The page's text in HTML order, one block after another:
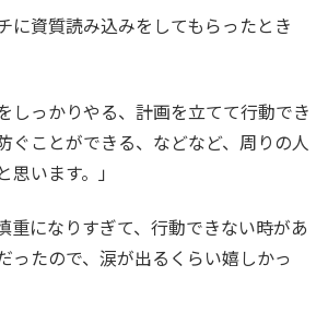
に資質読み込みをしてもらったとき
しっかりやる、計画を立てて行動でき
ぐことができる、などなど、周りの人
います。」
重になりすぎて、行動できない時があ
ったので、涙が出るくらい嬉しかっ